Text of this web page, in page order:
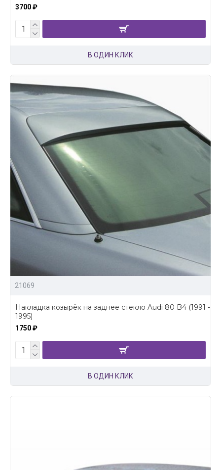
3700 ₽
В ОДИН КЛИК
21069
Накладка козырёк на заднее стекло Audi 80 B4 (1991 -
1995)
1750 ₽
В ОДИН КЛИК